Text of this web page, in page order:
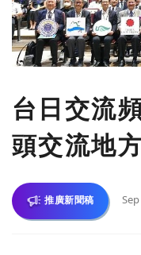
台日交流
頭交流地
推廣新聞稿